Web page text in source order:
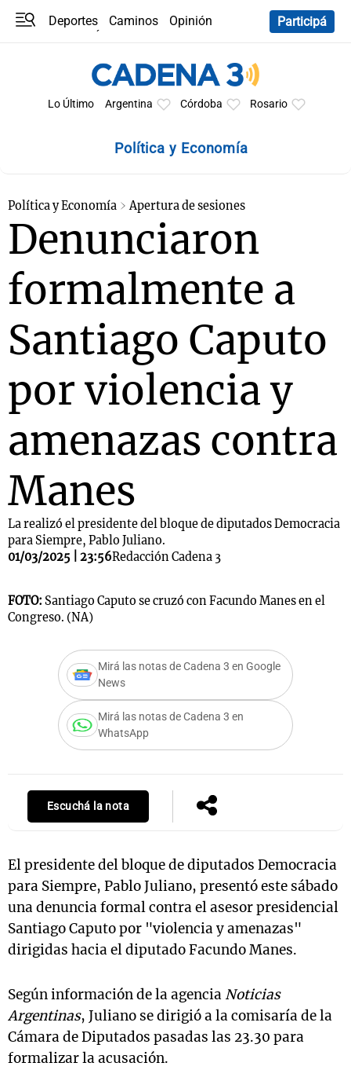
Deportes Caminos
Opinión
Participá
Lo Último Argentina Córdoba Rosario
Política y Economía
Política y Economía Apertura de sesiones
Denunciaron
formalmente a
Santiago Caputo
por violencia y
amenazas contra
Manes
La realizó el presidente del bloque de diputados Democracia
para Siempre, Pablo Juliano.
01/03/2025 | 23:56Redacción Cadena 3
FOTO: Santiago Caputo se cruzó con Facundo Manes en el
Congreso. (NA)
Mirá las notas de Cadena 3 en Google
News
Mirá las notas de Cadena 3 en
WhatsApp
Escuchá la nota
El presidente del bloque de diputados Democracia
para Siempre, Pablo Juliano, presentó este sábado
una denuncia formal contra el asesor presidencial
Santiago Caputo por "violencia y amenazas"
dirigidas hacia el diputado Facundo Manes.
Según información de la agencia Noticias
Argentinas, Juliano se dirigió a la comisaría de la
Cámara de Diputados pasadas las 23.30 para
formalizar la acusación.
Notas
Mundial 2026